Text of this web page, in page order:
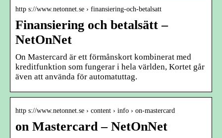
http s://www.netonnet.se › finansiering-och-betalsatt
Finansiering och betalsätt –
NetOnNet
On Mastercard är ett förmånskort kombinerat med
kreditfunktion som fungerar i hela världen, Kortet går
även att använda för automatuttag.
http s://www.netonnet.se › content › info › on-mastercard
on Mastercard – NetOnNet